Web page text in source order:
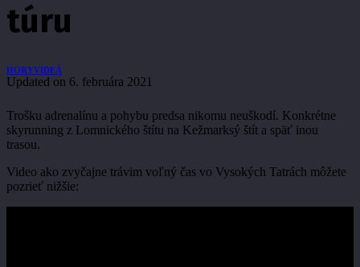
túru
HORYVIDEÁ
Updated on 6. februára 2021
Trošku adrenalínu a pohybu predsa nikomu neuškodí. Konkrétne
skyrunning z Lomnického štítu na Kežmarksý štít a späť inou
trasou.
Video ako zvyčajne trávim voľný čas vo Vysokých Tatrách môžete
pozrieť nižšie: